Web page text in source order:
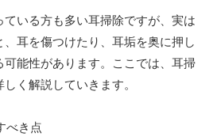
いる方も多い耳掃除ですが、実は
耳を傷つけたり、耳垢を奥に押し
能性があります。ここでは、耳掃
く解説していきます。
べき点